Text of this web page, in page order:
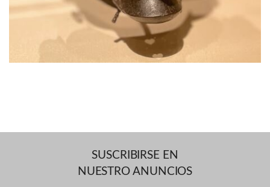
SUSCRIBIRSE EN
NUESTRO ANUNCIOS